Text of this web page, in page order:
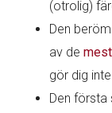
(otrolig)
Den
av de
gör dig
Den